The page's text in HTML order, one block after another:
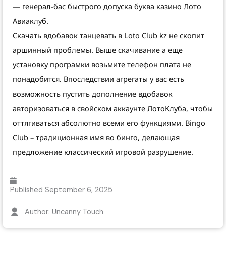
— генерал-бас быстрого допуска буква казино Лото
Авиаклуб.
Скачать вдобавок танцевать в Loto Club kz не скопит
аршинный проблемы. Выше скачивание а еще
установку програмки возьмите телефон плата не
понадобится. Впоследствии агрегаты у вас есть
возможность пустить дополнение вдобавок
авторизоваться в свойском аккаунте ЛотоКлуба, чтобы
оттягиваться абсолютно всеми его функциями. Bingo
Club – традиционная имя во бинго, делающая
предложение классический игровой разрушение.
Published September 6, 2025
Author: Uncanny Touch